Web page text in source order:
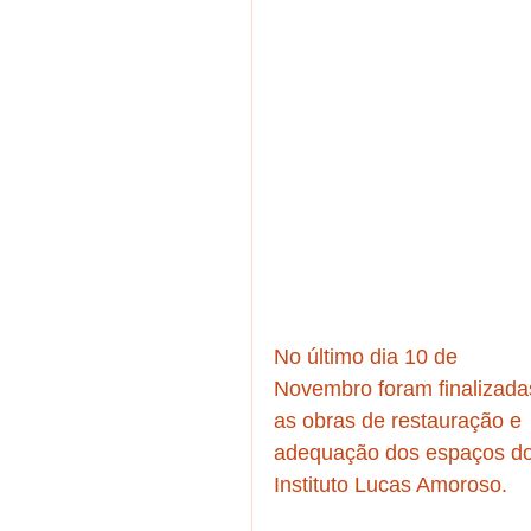
No último dia 10 de
Novembro foram
as obras de restauração e
adequação dos espaços
Instituto Lucas Amoroso.